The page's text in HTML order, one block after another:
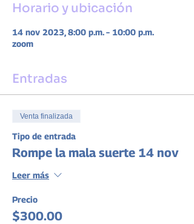
Horario y ubicación
14 nov 2023, 8:00 p.m. – 10:00 p.m.
zoom
Entradas
Venta finalizada
Tipo de entrada
Rompe la mala suerte 14 nov
Leer más
Precio
$300.00